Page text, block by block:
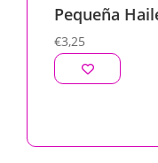
Pequeña
€3,25